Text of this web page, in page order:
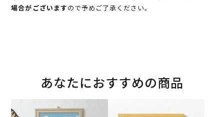
場合がございますので予めご了承ください。
あなたにおすすめの商品